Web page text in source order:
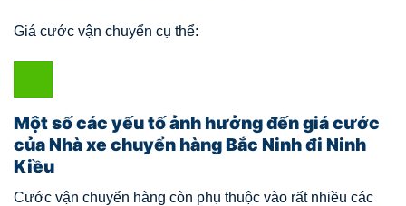
Giá cước vận chuyển cụ thể:
Một số các yếu tố ảnh hưởng đến giá cước
của Nhà xe chuyển hàng Bắc Ninh đi Ninh
Kiều
Cước vận chuyển hàng còn phụ thuộc vào rất nhiều các